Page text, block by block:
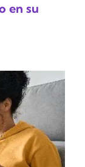
en su